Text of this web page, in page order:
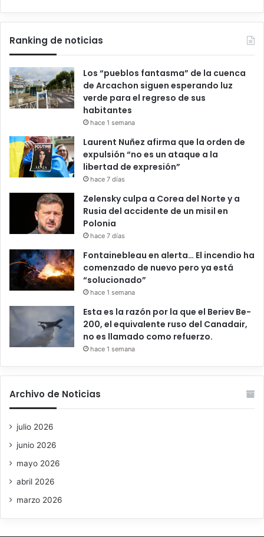
Ranking de noticias
Los “pueblos fantasma” de la cuenca
de Arcachon siguen esperando luz
verde para el regreso de sus
habitantes
hace 1 semana
Laurent Nuñez afirma que la orden de
expulsión “no es un ataque a la
libertad de expresión”
hace 7 días
Zelensky culpa a Corea del Norte y a
Rusia del accidente de un misil en
Polonia
hace 7 días
Fontainebleau en alerta… El incendio ha
comenzado de nuevo pero ya está
“solucionado”
hace 1 semana
Esta es la razón por la que el Beriev Be-
200, el equivalente ruso del Canadair,
no es llamado como refuerzo.
hace 1 semana
Archivo de Noticias
julio 2026
junio 2026
mayo 2026
abril 2026
marzo 2026